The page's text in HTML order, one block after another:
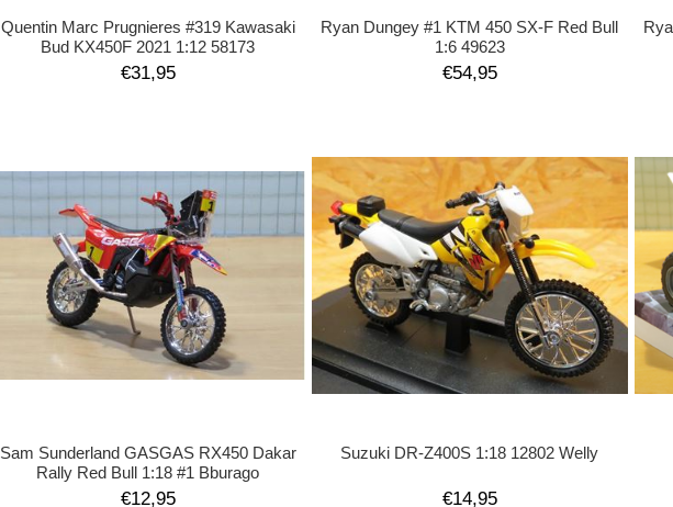
Quentin Marc Prugnieres #319 Kawasaki
Bud KX450F 2021 1:12 58173
€31,95
Ryan Dungey #1 KTM 450 SX-F Red Bull
1:6 49623
€54,95
Sam Sunderland GASGAS RX450 Dakar
Rally Red Bull 1:18 #1 Bburago
€12,95
Suzuki DR-Z400S 1:18 12802 Welly
€14,95